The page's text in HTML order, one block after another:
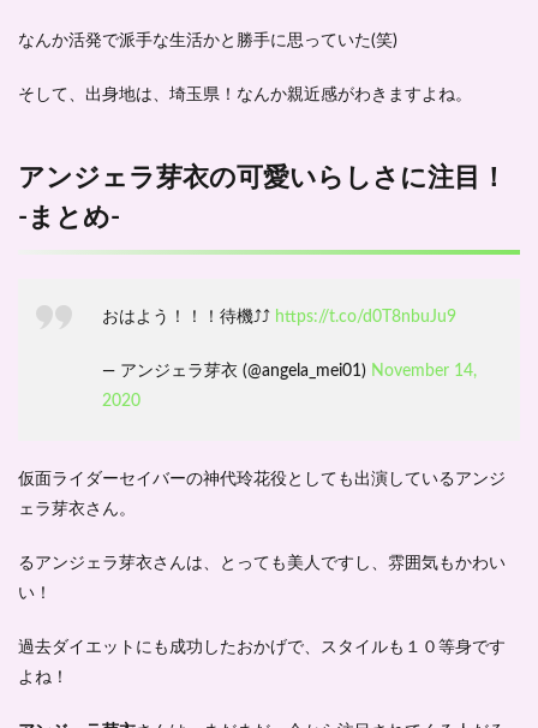
なんか活発で派手な生活かと勝手に思っていた(笑)
そして、出身地は、埼玉県！なんか親近感がわきますよね。
アンジェラ芽衣の可愛いらしさに注目！
-まとめ-
おはよう！！！待機⤴︎︎⤴︎︎ https://t.co/d0T8nbuJu9
— アンジェラ芽衣 (@angela_mei01) November 14,
2020
仮面ライダーセイバーの神代玲花役としても出演しているアンジ
ェラ芽衣さん。
るアンジェラ芽衣さんは、
とっても美人ですし、雰囲気もかわい
い！
過去ダイエットにも成功したおかげで、スタイルも１０等身です
よね！